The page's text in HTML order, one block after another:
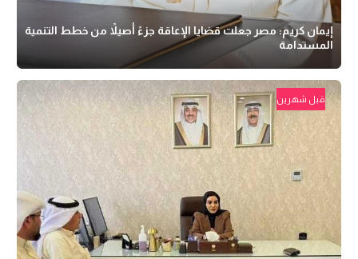
إيمان كريم: مصر جعلت قضايا الإعاقة جزءً أصيلاً من خطط التنمية
المستدامة
قبل شهرين